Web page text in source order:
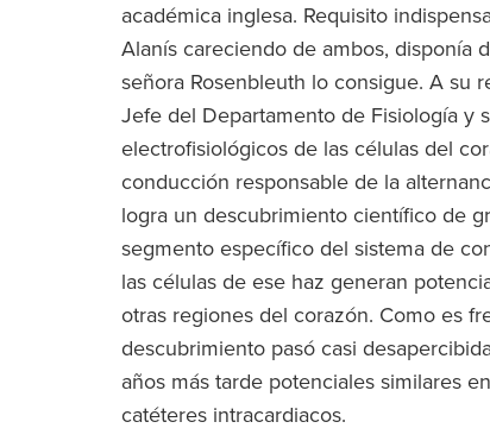
académica inglesa. Requisito
Alanís careciendo de ambos, disponía
señora Rosenbleuth lo consigue. A su
Jefe del Departamento de Fisiología y
electrofisiológicos de las células del
conducción responsable de la
logra un descubrimiento científico de
segmento específico del sistema de
las células de ese haz generan
otras regiones del corazón. Como es
descubrimiento pasó casi
años más tarde potenciales similares
catéteres intracardiacos.